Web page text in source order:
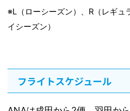
※L（ローシーズン）、R（レギュ
イシーズン）
フライトスケジュール